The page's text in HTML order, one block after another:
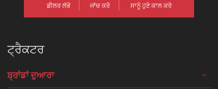
ਡੀਲਰ ਲੱਭੋ ਜਾਂਚ ਕਰੋ ਸਾਨੂੰ ਹੁਣੇ ਕਾਲ ਕਰੋ
ਟ੍ਰੈਕਟਰ
ਬ੍ਰਾਂਡਾਂ ਦੁਆਰਾ